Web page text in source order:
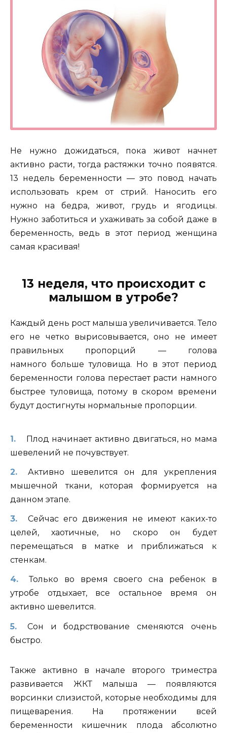
Не нужно дожидаться, пока живот начнет
активно расти, тогда растяжки точно появятся.
13 недель беременности — это повод начать
использовать крем от стрий. Наносить его
нужно на бедра, живот, грудь и ягодицы.
Нужно заботиться и ухаживать за собой даже в
беременность, ведь в этот период женщина
самая красивая!
13 неделя, что происходит с
малышом в утробе?
Каждый день рост малыша увеличивается. Тело
его не четко вырисовывается, оно не имеет
правильных пропорций — голова
намного больше туловища. Но в этот период
беременности голова перестает расти намного
быстрее туловища, потому в скором времени
будут достигнуты нормальные пропорции.
Плод начинает активно двигаться, но мама
шевелений не почувствует.
Активно шевелится он для укрепления
мышечной ткани, которая формируется на
данном этапе.
Сейчас его движения не имеют каких-то
целей, хаотичные, но скоро он будет
перемещаться в матке и приближаться к
стенкам.
Только во время своего сна ребенок в
утробе отдыхает, все остальное время он
активно шевелится.
Сон и бодрствование сменяются очень
быстро.
Также активно в начале второго триместра
развивается ЖКТ малыша — появляются
ворсинки слизистой, которые необходимы для
пищеварения. На протяжении всей
беременности кишечник плода абсолютно